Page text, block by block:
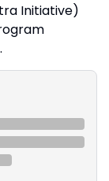
Initiative)